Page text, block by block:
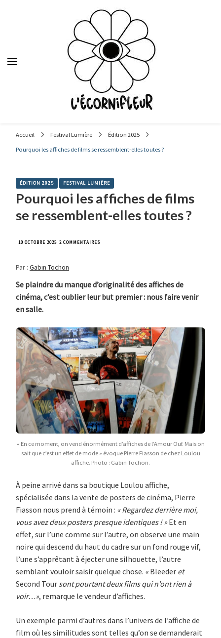
depuis 1992.
Accueil Festival Lumière
Édition 2025
Pourquoi les affiches de films se ressemblent-elles toutes ?
ÉDITION 2025 FESTIVAL LUMIÈRE
Pourquoi les affiches de films
se ressemblent-elles toutes ?
10 OCTOBRE 2025 2 COMMENTAIRESSUR
FILMS
SE
RESSEMBLENT-
Par : Gabin Tochon
Se plaindre du manque d’originalité des affiches de
cinéma, c’est oublier leur but premier : nous faire venir
en salle.
« En ce moment, on vend énormément d’affiches de l’Amour Ouf. Mais on
sait que c’est un effet de mode » évoque Pierre Fiasson de chez Loulou
affiche. Photo : Gabin Tochon.
À peine arrivé dans sa boutique Loulou affiche,
spécialisée dans la vente de posters de cinéma, Pierre
Fiasson nous prend à témoin : « Regardez derrière moi,
vous avez deux posters presque identiques ! »Et en
effet, sur l’une comme sur l’autre, on observe une main
noire qui descend du haut du cadre sur un fond rouge vif,
l’une s’apprêtant à éjecter une silhouette, l’autre
semblant vouloir saisir quelque chose. «Bleeder et
Second Tour sont pourtant deux films qui n’ont rien à
voir…», remarque le vendeur d’affiches.
Un exemple parmi d’autres dans l’univers de l’affiche de
film où les similitudes sont telles qu’on se demanderait